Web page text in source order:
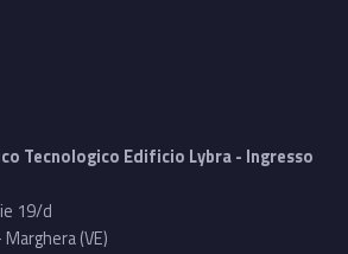
Tecnologico Edificio Lybra - Ingresso
19/d
(VE)